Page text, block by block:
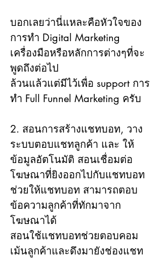
บอกเลยว่านี่แหละคือหัวใจของ
การทำ Digital Marketing
เครื่องมือหรือหลักการต่างๆที่จะ
พูดถึงต่อไป
ล้วนแล้วแต่มีไว้เพื่อ support การ
ทำ Full Funnel Marketing ครับ
2. สอนการสร้างแชทบอท, วาง
ระบบตอบแชทลูกค้า และ ให้
ข้อมูลอัตโนมัติ สอนเชื่อมต่อ
โฆษณาที่ยิงออกไปกับแชทบอท
ช่วยให้แชทบอท สามารถตอบ
ข้อความลูกค้าที่ทักมาจาก
โฆษณาได้
สอนใช้แชทบอทช่วยตอบคอม
เม้นลูกค้าและดึงมายังช่องแชท